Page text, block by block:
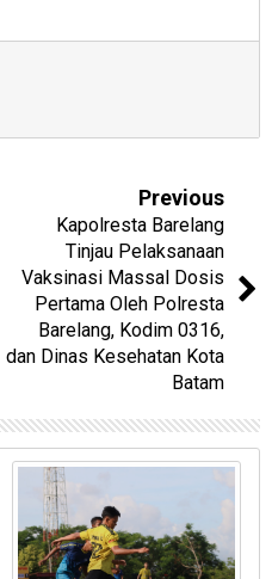
Previous
Kapolresta Barelang
Tinjau Pelaksanaan
Vaksinasi Massal Dosis
Pertama Oleh Polresta
Barelang, Kodim 0316,
dan Dinas Kesehatan Kota
Batam